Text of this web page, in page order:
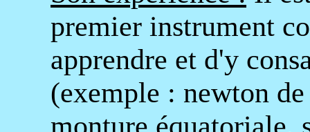
premier instrument
apprendre et d'y
(exemple : newton